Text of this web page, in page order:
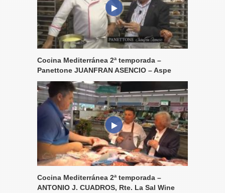
Cocina Mediterránea 2ª temporada –
Panettone JUANFRAN ASENCIO – Aspe
Cocina Mediterránea 2ª temporada –
ANTONIO J. CUADROS, Rte. La Sal Wine